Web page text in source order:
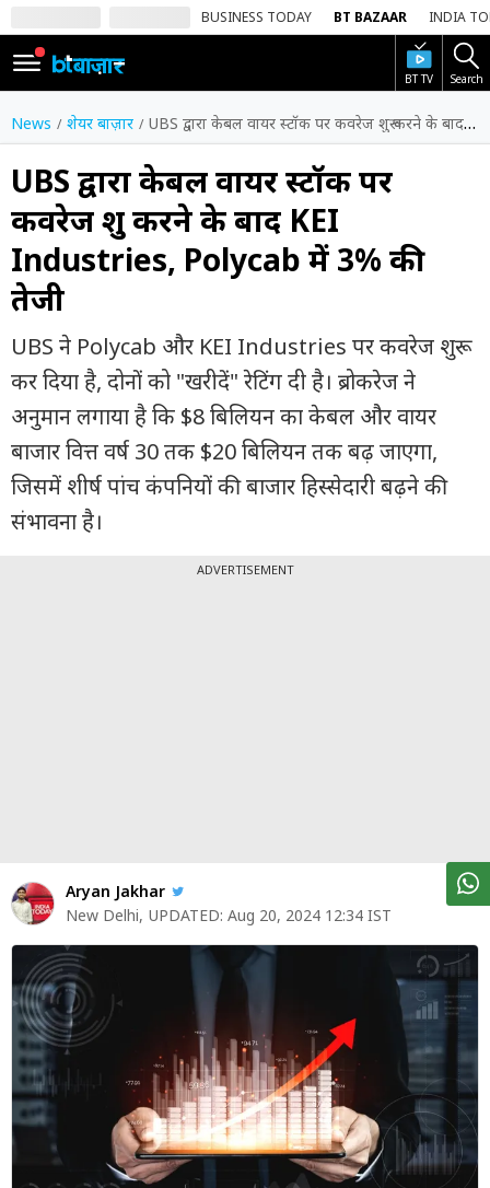
BUSINESS TODAY BT BAZAAR INDIA
BT TV Search
SIGN
IN
Dark
Mode
होम
शेयर
वीडियो
ट्रेंडिंग
बिजनेस
न्यूज
पर्सनल
फाइनेंस
बिजनेस
न्यूज
वीडियो
म्यूचुअल
फंड
News शेयर बाज़ार UBS द्वारा केबल वायर स्टॉक पर कवरेज शुरू करने के बाद KEI Industries, Polycab में 3% की तेजी
UBS द्वारा केबल वायर स्टॉक पर
कवरेज शुरू करने के बाद KEI
Industries, Polycab में 3% की
तेजी
UBS ने Polycab और KEI Industries पर कवरेज शुरू
कर दिया है, दोनों को "खरीदें" रेटिंग दी है। ब्रोकरेज ने
अनुमान लगाया है कि $8 बिलियन का केबल और वायर
बाजार वित्त वर्ष 30 तक $20 बिलियन तक बढ़ जाएगा,
जिसमें शीर्ष पांच कंपनियों की बाजार हिस्सेदारी बढ़ने की
संभावना है।
ADVERTISEMENT
Aryan Jakhar
New Delhi, UPDATED: Aug 20, 2024 12:34 IST